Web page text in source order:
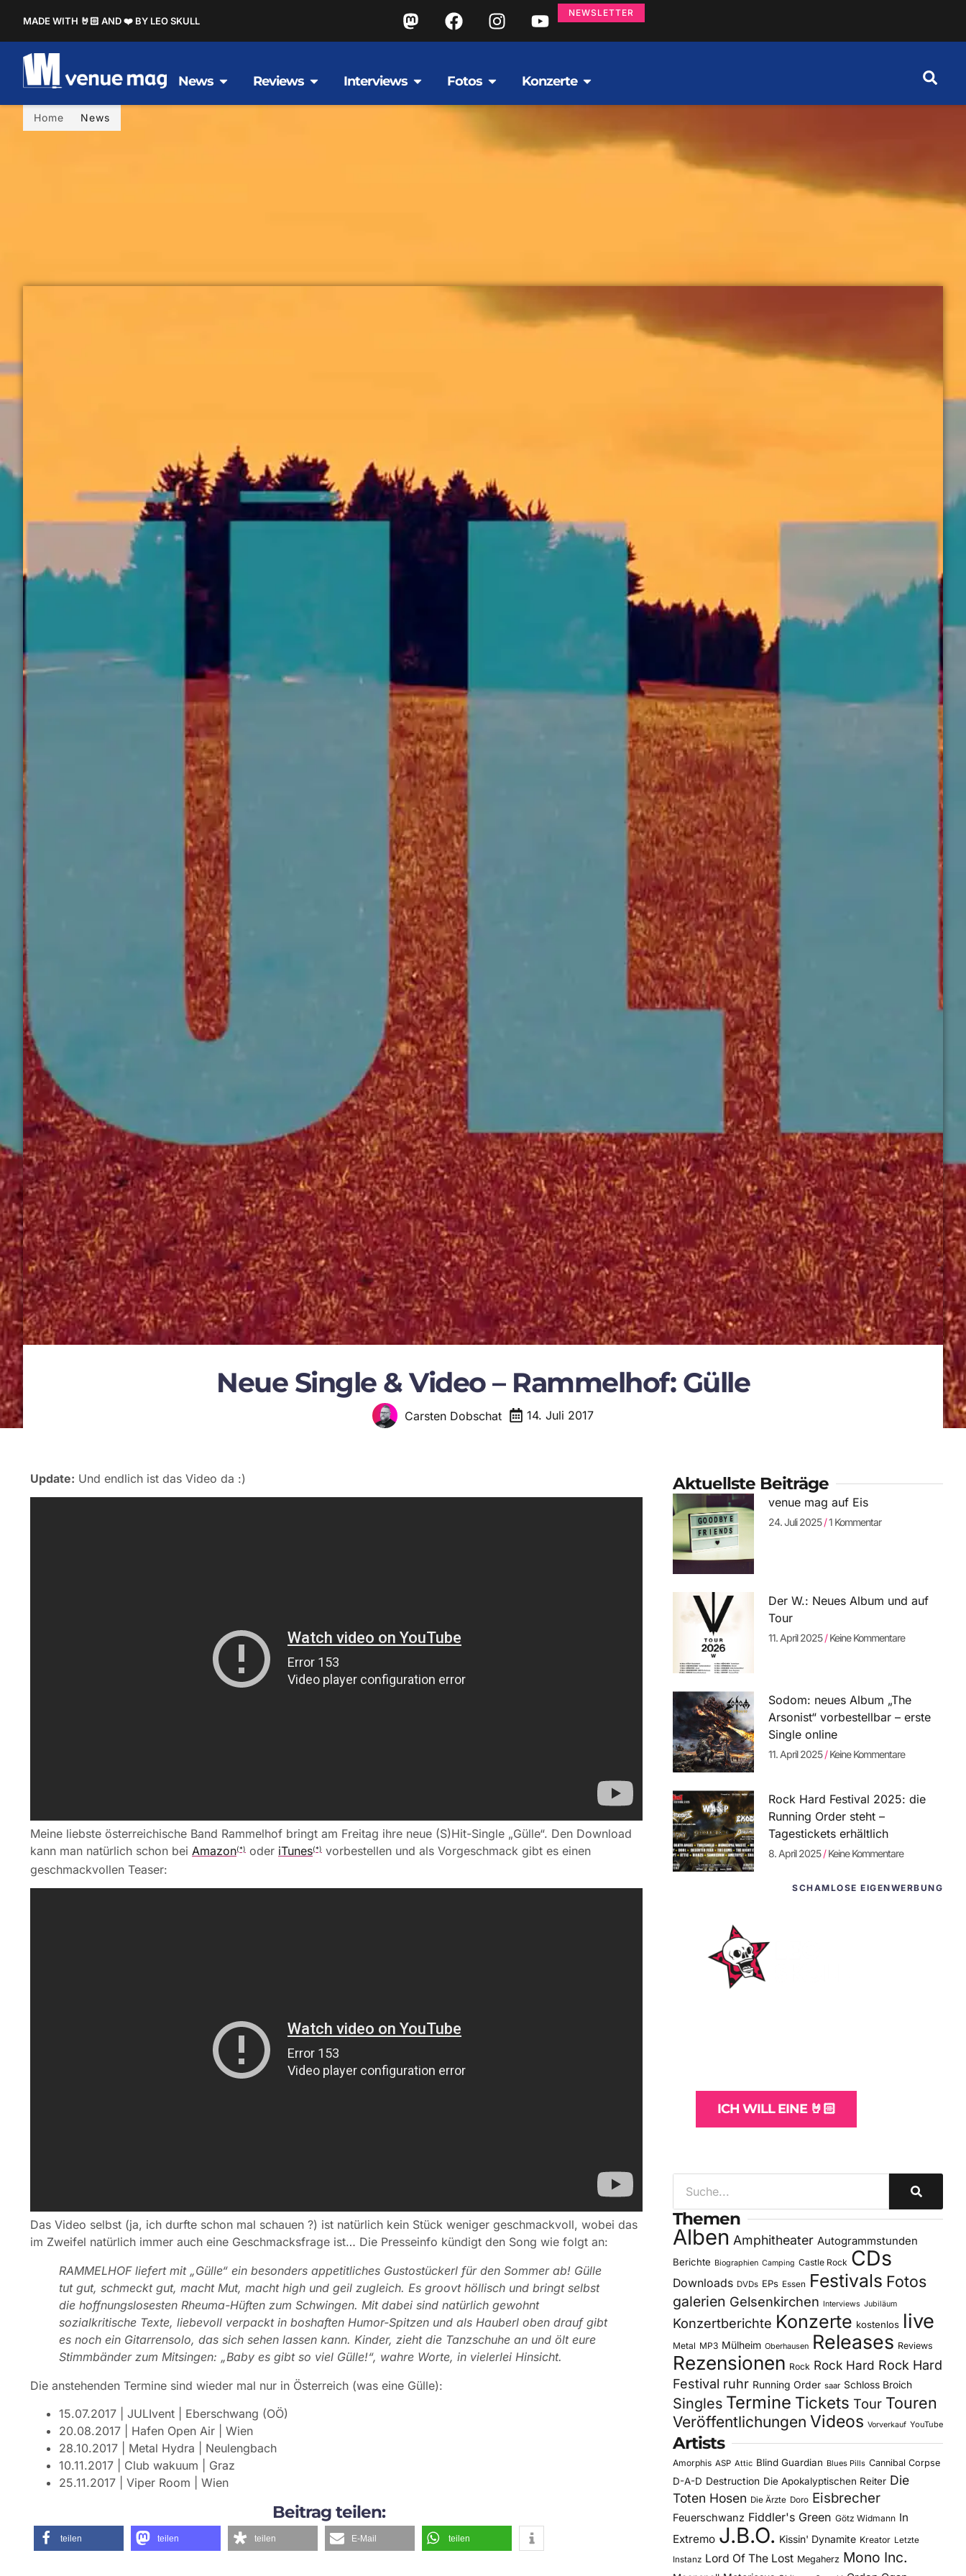
MADE WITH 🤘🏻 AND ❤️ BY LEO SKULL
NEWSLETTER
News Reviews Interviews Fotos Konzerte
Home News
Neue Single & Video – Rammelhof: Gülle
Carsten Dobschat 14. Juli 2017
Update: Und endlich ist das Video da :)
Meine liebste österreichische Band Rammelhof bringt am Freitag ihre neue (S)Hit-Single „Gülle“. Den Download
kann man natürlich schon bei Amazon(*) oder iTunes(*) vorbestellen und als Vorgeschmack gibt es einen
geschmackvollen Teaser:
Das Video selbst (ja, ich durfte schon mal schauen ?) ist natürlich kein Stück weniger geschmackvoll, wobei das
im Zweifel natürlich immer auch eine Geschmacksfrage ist… Die Presseinfo kündigt den Song wie folgt an:
RAMMELHOF liefert mit „Gülle“ ein besonders appetitliches Gustostückerl für den Sommer ab! Gülle
tut gut, schmeckt gut, macht Mut, macht high und geil zugleich. Es groovt höllisch und bringt selbst
die hoffnungslosesten Rheuma-Hüften zum Schwingen. Mit dabei sind natürlich gewohnt
sozialkritische Texte, liebevoll verpackt in boshaften Humor-Spitzen und als Hauberl oben drauf gibt
es noch ein Gitarrensolo, das sich sehen lassen kann. Kinder, zieht die Tanzschuhe an und ölt eure
Stimmbänder zum Mitsingen: „Baby es gibt so viel Gülle!“, wahre Worte, in vielerlei Hinsicht.
Die anstehenden Termine sind wieder mal nur in Österreich (was eine Gülle):
15.07.2017 | JULIvent | Eberschwang (OÖ)
20.08.2017 | Hafen Open Air | Wien
28.10.2017 | Metal Hydra | Neulengbach
10.11.2017 | Club wakuum | Graz
25.11.2017 | Viper Room | Wien
Beitrag teilen:
teilen teilen teilen E-Mail teilen
Aktuellste Beiträge
venue mag auf Eis
24. Juli 2025 1 Kommentar
Der W.: Neues Album und auf
Tour
11. April 2025 Keine Kommentare
Sodom: neues Album „The
Arsonist“ vorbestellbar – erste
Single online
11. April 2025 Keine Kommentare
Rock Hard Festival 2025: die
Running Order steht –
Tagestickets erhältlich
8. April 2025 Keine Kommentare
SCHAMLOSE EIGENWERBUNG
ICH WILL EINE 🤘🏻
Themen
Alben Amphitheater Autogrammstunden
Berichte Biographien Camping Castle Rock CDs
Downloads DVDs EPs Essen Festivals Fotos
galerien Gelsenkirchen Interviews Jubiläum
Konzertberichte Konzerte kostenlos live
Metal MP3 Mülheim Oberhausen Releases Reviews
Rezensionen Rock Rock Hard Rock Hard
Festival ruhr Running Order saar Schloss Broich
Singles Termine Tickets Tour Touren
Veröffentlichungen Videos Vorverkauf YouTube
Artists
Amorphis ASP Attic Blind Guardian Blues Pills Cannibal Corpse
D-A-D Destruction Die Apokalyptischen Reiter Die
Toten Hosen Die Ärzte Doro Eisbrecher
Feuerschwanz Fiddler's Green Götz Widmann In
Extremo J.B.O. Kissin' Dynamite Kreator Letzte
Instanz Lord Of The Lost Megaherz Mono Inc.